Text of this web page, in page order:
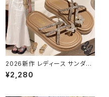
2026新作 レディース サンダル
厚底 トング ローヒール 蝶 スパ
ンコール 美脚 脚長キラキラ
¥2,280